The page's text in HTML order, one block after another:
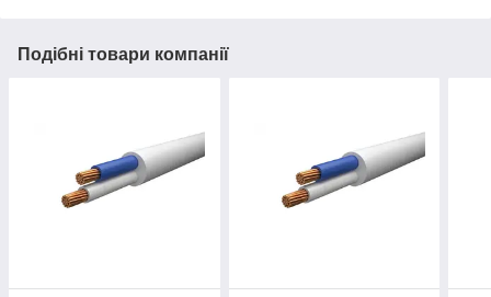
Подібні товари компанії